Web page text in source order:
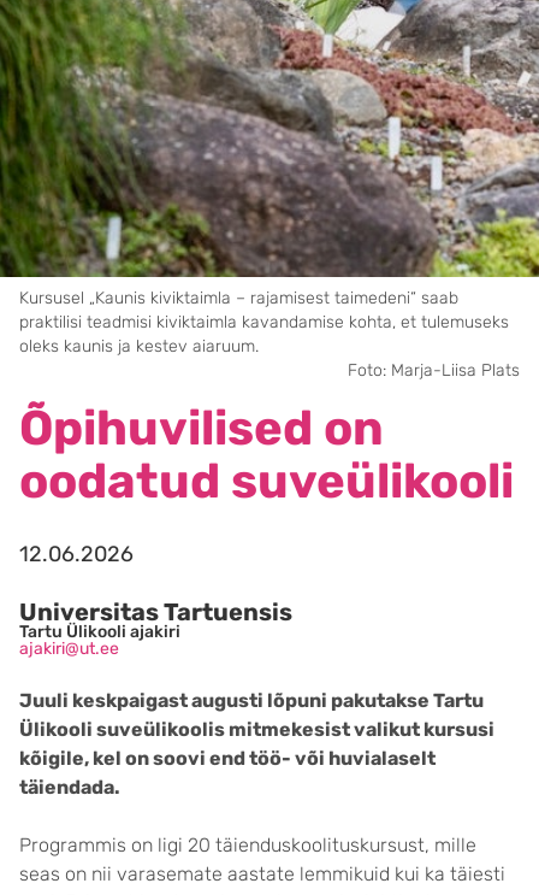
Kursusel „Kaunis kiviktaimla – rajamisest taimedeni“ saab
praktilisi teadmisi kiviktaimla kavandamise kohta, et tulemuseks
oleks kaunis ja kestev aiaruum.
Foto: Marja-Liisa Plats
Õpihuvilised on
oodatud suveülikooli
12.06.2026
Universitas Tartuensis
Tartu Ülikooli ajakiri
ajakiri@ut.ee
Juuli keskpaigast augusti lõpuni pakutakse Tartu
Ülikooli suveülikoolis mitmekesist valikut kursusi
kõigile, kel on soovi end töö- või huvialaselt
täiendada.
Programmis on ligi 20 täienduskoolituskursust, mille
seas on nii varasemate aastate lemmikuid kui ka täiesti